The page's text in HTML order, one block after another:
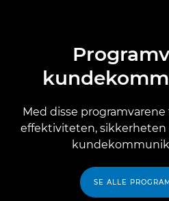
Med disse
effektiviteten,
SE ALLE